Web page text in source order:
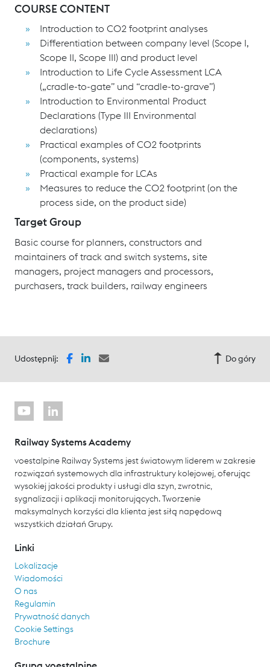
COURSE CONTENT
Introduction to CO2 footprint analyses
Differentiation between company level (Scope I,
Scope II, Scope III) and product level
Introduction to Life Cycle Assessment LCA
(„cradle-to-gate” und “cradle-to-grave”)
Introduction to Environmental Product
Declarations (Type III Environmental
declarations)
Practical examples of CO2 footprints
(components, systems)
Practical example for LCAs
Measures to reduce the CO2 footprint (on the
process side, on the product side)
Target Group
Basic course for planners, constructors and
maintainers of track and switch systems, site
managers, project managers and processors,
purchasers, track builders, railway engineers
Udostępnij: Do góry
Railway Systems Academy
voestalpine Railway Systems jest światowym liderem w zakresie
rozwiązań systemowych dla infrastruktury kolejowej, oferując
wysokiej jakości produkty i usługi dla szyn, zwrotnic,
sygnalizacji i aplikacji monitorujących. Tworzenie
maksymalnych korzyści dla klienta jest siłą napędową
wszystkich działań Grupy.
Linki
Lokalizacje
Wiadomości
O nas
Regulamin
Prywatność danych
Cookie Settings
Brochure